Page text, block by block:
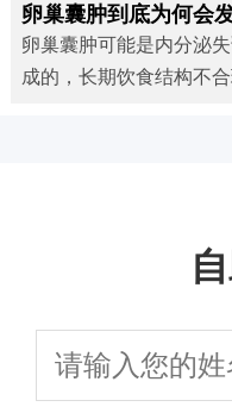
卵巢囊肿到底为何会
卵巢囊肿可能是内分泌
成的，长期饮食结构不